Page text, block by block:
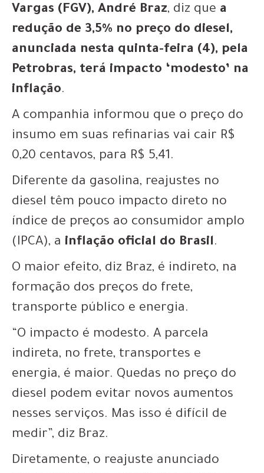
Vargas (FGV), André Braz, diz que a
redução de 3,5% no preço do diesel,
anunciada nesta quinta-feira (4), pela
Petrobras, terá impacto ‘modesto’ na
inflação.
A companhia informou que o preço do
insumo em suas refinarias vai cair R$
0,20 centavos, para R$ 5,41.
Diferente da gasolina, reajustes no
diesel têm pouco impacto direto no
índice de preços ao consumidor amplo
(IPCA), a inflação oficial do Brasil.
O maior efeito, diz Braz, é indireto, na
formação dos preços do frete,
transporte público e energia.
“O impacto é modesto. A parcela
indireta, no frete, transportes e
energia, é maior. Quedas no preço do
diesel podem evitar novos aumentos
nesses serviços. Mas isso é difícil de
medir”, diz Braz.
Diretamente, o reajuste anunciado